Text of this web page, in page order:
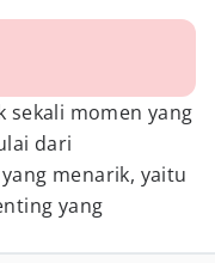
sekali momen yang
dari
menarik, yaitu
yang